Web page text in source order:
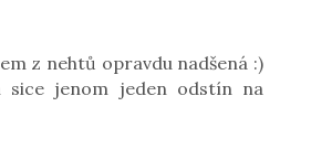
z nehtů opravdu nadšená :)
jenom jeden odstín na